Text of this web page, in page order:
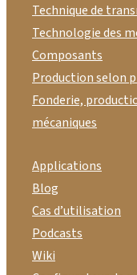
Technique de
Technologie des
Composants
Production selon
Fonderie,
mécaniques
Applications
Blog
Cas d’utilisation
Podcasts
Wiki